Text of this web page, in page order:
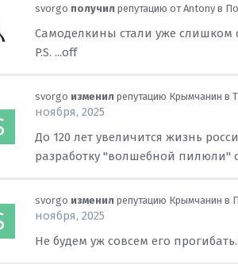
svorgo получил репутацию отAntony в
Самоделкины стали уже слишком
P.S. ...off
svorgo изменил репутацию Крымчанин в
ноября, 2025
До 120 лет увеличится жизнь
разработку "волшебной пилюли"
svorgo изменил репутацию Крымчанин в
ноября, 2025
Не будем уж совсем его